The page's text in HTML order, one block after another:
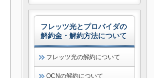
フレッツ光とプロバイダの
解約金・解約方法について
フレッツ光の解約について
OCNの解約について